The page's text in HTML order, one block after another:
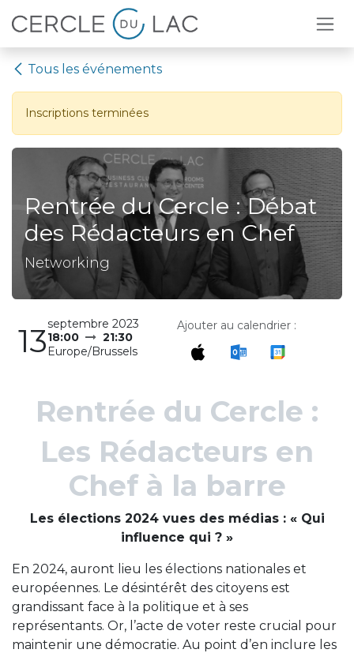
Se rendre au contenu
Tous les événements
Inscriptions terminées
Rentrée du Cercle : Débat
des Rédacteurs en Chef
Networking
13septembre 2023
18:00
21:30
Europe/Brussels
Ajouter au calendrier :
Rentrée du Cercle :
Les Rédacteurs en
Chef à la barre
Les élections 2024 vues des médias : « Qui
influence qui ? »
En 2024, auront lieu les élections nationales et
européennes. Le désintérêt des citoyens est
grandissant face à la politique et à ses
représentants. Or, l’acte de voter reste crucial pour
maintenir une démocratie. Au point d’en inclure les